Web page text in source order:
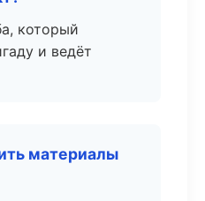
который
и ведёт
материалы